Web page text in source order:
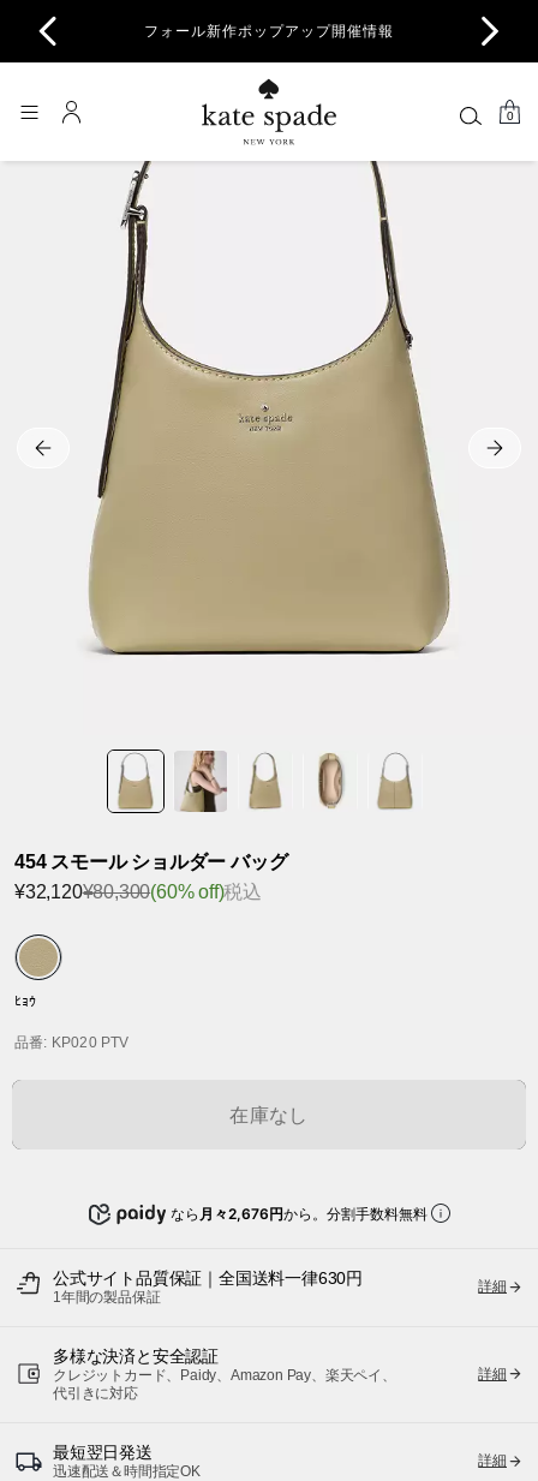
フォール新作ポップアップ開催情報
0
454 スモール ショルダー バッグ
¥32,120¥80,300(60% off)税込
ﾋｮｳ
品番: KP020 PTV
在庫なし
なら 月々2,676円から。分割手数料無料
公式サイト品質保証｜全国送料一律630円
1年間の製品保証
詳細
多様な決済と安全認証
クレジットカード、Paidy、Amazon Pay、楽天ペイ、
代引きに対応
詳細
最短翌日発送
迅速配送＆時間指定OK
詳細